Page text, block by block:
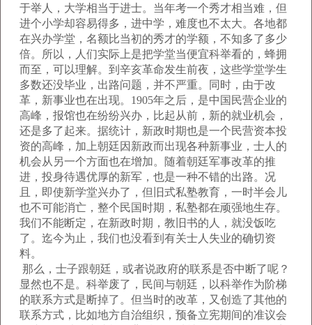
于举人，大学相当于进士。当年考一个秀才相当难，但
进个小学却容易得多，进中学，难度也不太大。各地都
在兴办学堂，名额比当初的秀才的学额，不知多了多少
倍。所以，人们实际上是把学堂当便宜科举看的，蜂拥
而至，可以理解。到辛亥革命发生前夜，这些学堂学生
多数还没毕业，出路问题，并不严重。同时，由于改
革，新事业也在出现。1905年之后，是中国民营企业的
高峰，报馆也在纷纷兴办，比起从前，新的就业机会，
还是多了起来。据统计，新政时期也是一个民营资本投
资的高峰，加上朝廷因新政而出现各种新事业，士人的
机会从另一个方面也在增加。随着朝廷军事改革的推
进，投身待遇优厚的新军，也是一种不错的出路。况
且，即使新学堂兴办了，但旧式私塾教育，一时半会儿
也不可能消亡，整个民国时期，私塾都在顽强地生存。
我们不能断定，在新政时期，教旧书的人，就没饭吃
了。迄今为止，我们也没看到有关士人失业的确切资
料。
那么，士子跟朝廷，或者说政府的联系是否中断了呢？
显然也不是。科举废了，民间与朝廷，以科举作为阶梯
的联系方式是断掉了。但当时的改革，又创造了其他的
联系方式，比如地方自治组织，预备立宪期间的准议会